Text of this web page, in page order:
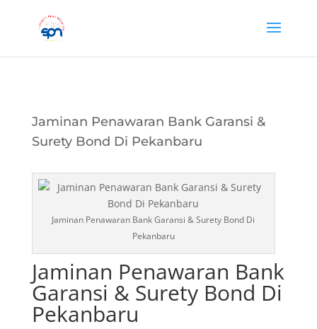
Jaminan Penawaran Bank Garansi &
Surety Bond Di Pekanbaru
Jaminan Penawaran Bank Garansi & Surety Bond Di
Pekanbaru
Jaminan Penawaran Bank
Garansi & Surety Bond Di
Pekanbaru